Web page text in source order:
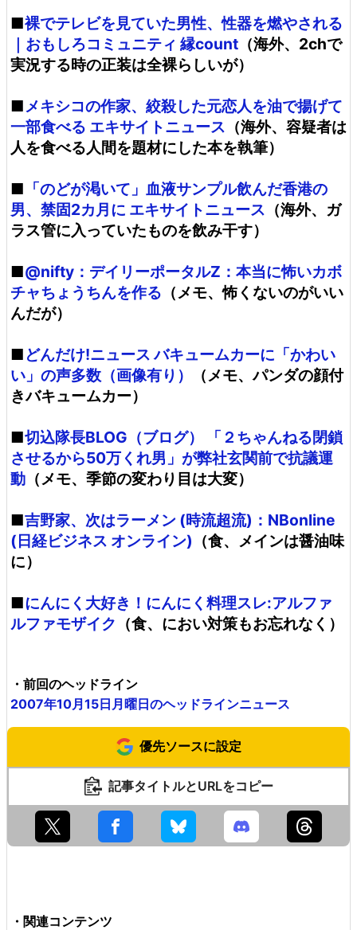
■裸でテレビを見ていた男性、性器を燃やされる
｜おもしろコミュニティ 縁count （海外、2chで
実況する時の正装は全裸らしいが）
■メキシコの作家、絞殺した元恋人を油で揚げて
一部食べる エキサイトニュース （海外、容疑者は
人を食べる人間を題材にした本を執筆）
■ 「のどが渇いて」血液サンプル飲んだ香港の
男、禁固2カ月に エキサイトニュース （海外、ガ
ラス管に入っていたものを飲み干す）
■@nifty：デイリーポータルZ：本当に怖いカボ
チャちょうちんを作る （メモ、怖くないのがいい
んだが）
■ どんだけ!ニュース バキュームカーに「かわい
い」の声多数（画像有り）
（メモ、パンダの顔付
きバキュームカー）
■切込隊長BLOG（ブログ） 「２ちゃんねる閉鎖
させるから50万くれ男」が弊社玄関前で抗議運
動 （メモ、季節の変わり目は大変）
■吉野家、次はラーメン (時流超流)：NBonline
(日経ビジネス オンライン) （食、メインは醤油味
に）
■にんにく大好き！にんにく料理スレ:アルファ
ルファモザイク （食、におい対策もお忘れなく）
・前回のヘッドライン
2007年10月15日月曜日のヘッドラインニュース
優先ソースに設定
記事タイトルとURLをコピー
・関連コンテンツ